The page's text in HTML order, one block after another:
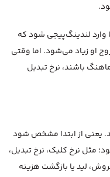
وارد لندینگ‌پیجی شود که
او زیاد می‌شود. اما وقتی
باشند، نرخ تبدیل
یعنی از ابتدا مشخص شود
نرخ کلیک، نرخ تبدیل،
لید یا بازگشت هزینه